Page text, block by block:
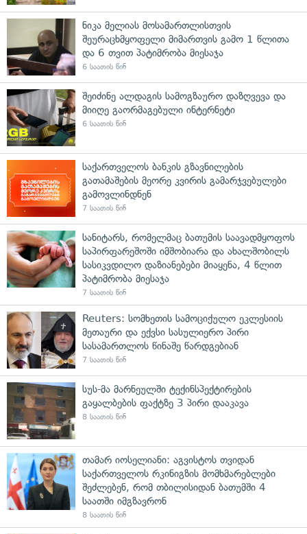
ნიკა მელიას მოსამართლისთვის
შეურაცხმყოფელი მიმართვის გამო 1 წლითა
და 6 თვით პატიმრობა მიესაჯა
6 საათის წინ
შეიძინე ალდაგის სამოგზაურო დაზღვევა და
მიიღე გაორმაგებული ინტერნეტი
6 საათის წინ
საქართველოს ბანკის გზავნილების
გათამაშების მეორე კვირის გამარჯვებულები
გამოვლინდნენ
7 საათის წინ
სანიტარს, რომელმაც ბათუმის საავადმყოფოს
საპირფარეშოში იმშობიარა და ახალშობილს
სასიკვდილო დაზიანებები მიაყენა, 4 წლით
პატიმრობა მიესაჯა
7 საათის წინ
Reuters: სომხეთის სამოციქულო ეკლესიის
მეთაური და ექვსი სასულიერო პირი
სასამართლოს წინაშე წარდგებიან
7 საათის წინ
სუს-მა მარნეულში ტექინსპექტირების
გაყალბების ფაქტზე 3 პირი დააკავა
8 საათის წინ
თამარ იოსელიანი: აგვისტოს თვიდან
საქართველოს რკინიგზის მომხმარებლები
შეძლებენ, რომ თბილისიდან ბათუმში 4
საათში იმგზავრონ
8 საათის წინ